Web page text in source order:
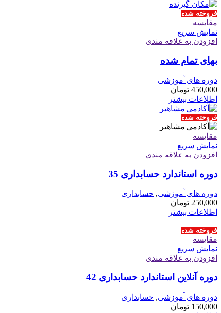
فروخته شده
مقايسه
نمایش سریع
افزودن به علاقه مندی
بهای تمام شده
دوره های آموزشی
450,000 تومان
اطلاعات بیشتر
فروخته شده
مقايسه
نمایش سریع
افزودن به علاقه مندی
دوره استاندارد حسابداری 35
دوره های آموزشی, حسابداری
250,000 تومان
اطلاعات بیشتر
فروخته شده
مقايسه
نمایش سریع
افزودن به علاقه مندی
دوره آنلاین استاندارد حسابداری 42
دوره های آموزشی, حسابداری
150,000 تومان